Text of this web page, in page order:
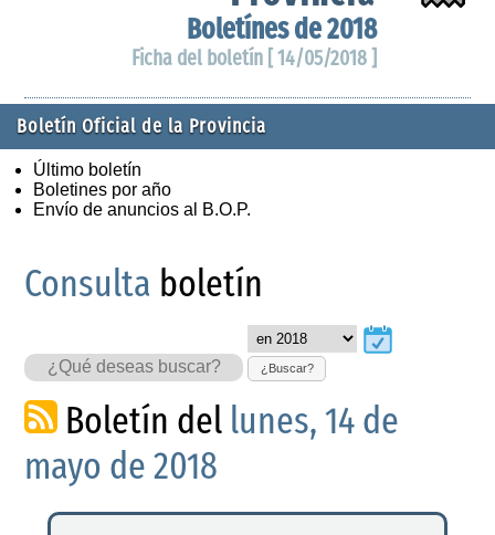
Boletínes de 2018
Ficha del boletín [ 14/05/2018 ]
Boletín Oficial de la Provincia
Último boletín
Boletines por año
Envío de anuncios al B.O.P.
Consulta boletín
¿Buscar?
Boletín del lunes, 14 de
mayo de 2018